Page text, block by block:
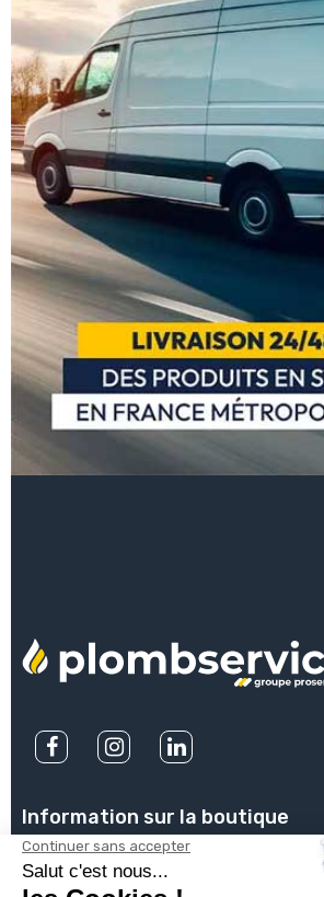
Information sur la boutique
PLOMBSERVICE